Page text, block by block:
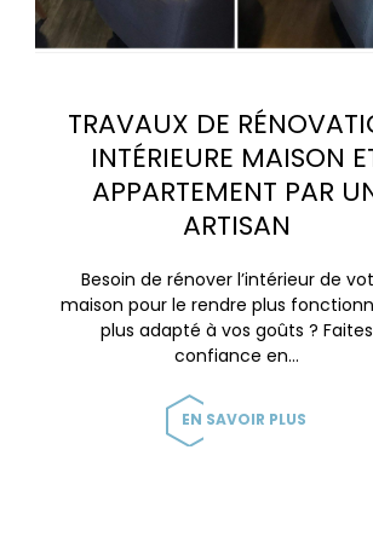
TRAVAUX DE
INTÉRIEURE MAISON
APPARTEMENT PAR
ARTISAN
Besoin de rénover l’intérieur de
maison pour le rendre plus
plus adapté à vos goûts ? Faites
confiance en…
EN SAVOIR PLUS